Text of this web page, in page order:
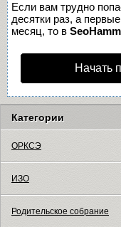
Если вам трудно
десятки раз, а
месяц, то в
Начать
Категории
ОРКСЭ
ИЗО
Родительское собрание